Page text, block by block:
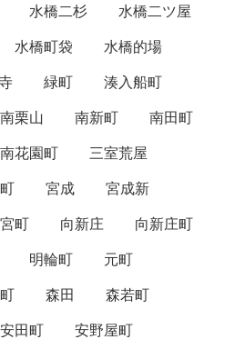
水橋二杉
水橋二ツ屋
水橋町袋
水橋的場
緑町
湊入船町
南栗山 南新町
南田町
南花園町
三室荒屋
宮成
宮成新
宮町 向新庄
向新庄町
明輪町
元町
森田
森若町
安田町 安野屋町